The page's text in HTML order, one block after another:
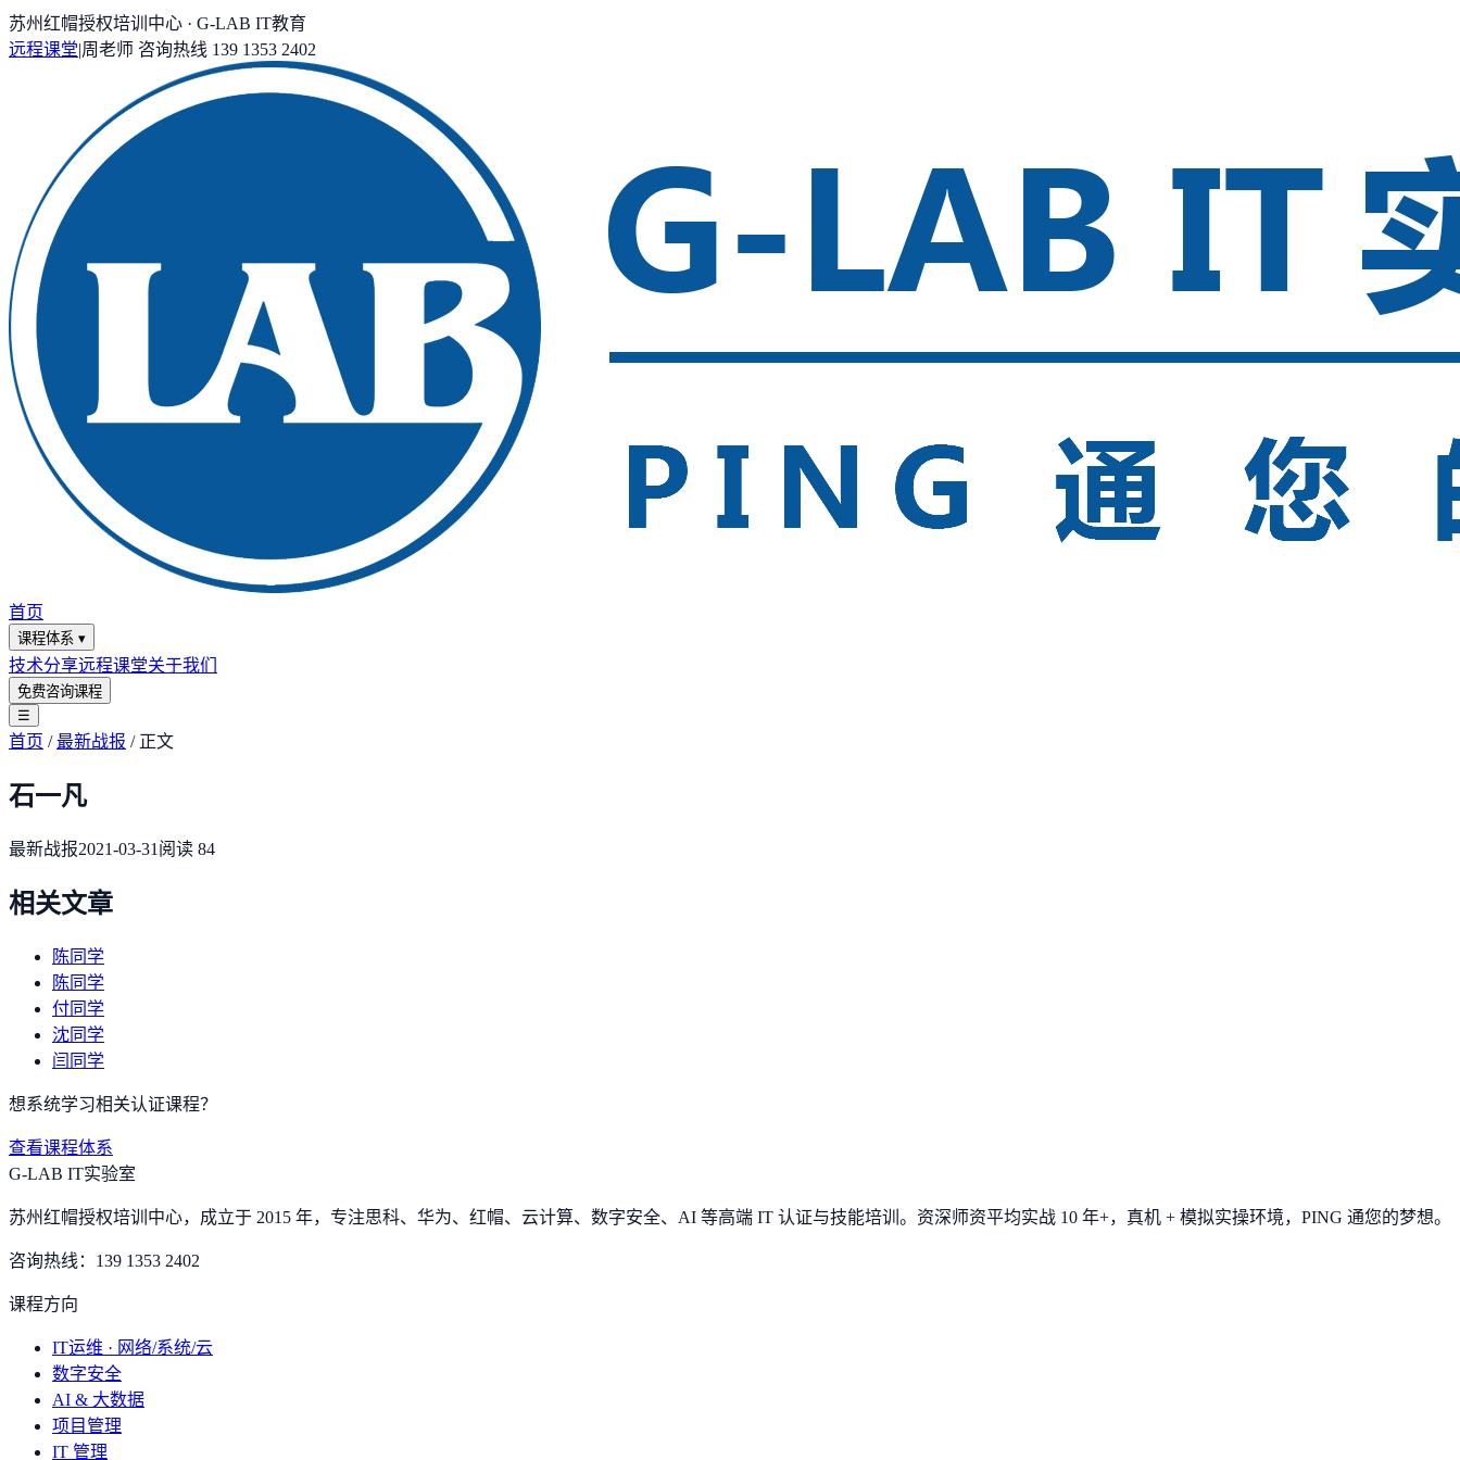
苏州红帽授权培训中心 · G-LAB IT教育
远程课堂|周老师 咨询热线 139 1353 2402
首页
课程体系 ▾
技术分享远程课堂关于我们
免费咨询课程
☰
首页 /最新战报 / 正文
石一凡
最新战报2021-03-31 阅读 84
相关文章
陈同学
陈同学
付同学
沈同学
闫同学
想系统学习相关认证课程？
查看课程体系
G-LAB IT实验室
苏州红帽授权培训中心，成立于 2015 年，专注思科、华为、红帽、云计算、数字安全、AI 等高端 IT 认证与技能培训。资深师资平均实战 10 年+，真机 + 模拟实操环境， PING 通您的梦想。
咨询热线： 139 1353 2402
课程方向
IT运维 · 网络/系统/云
数字安全
AI & 大数据
项目管理
IT 管理